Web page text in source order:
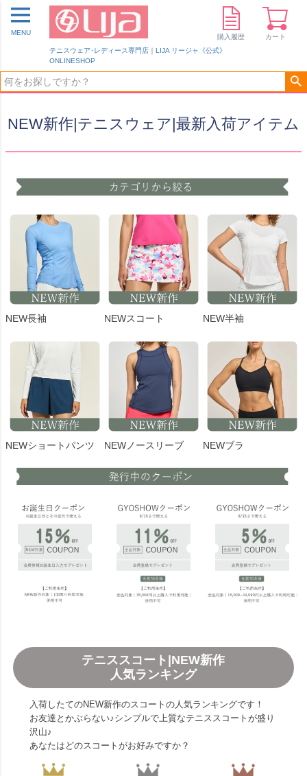
テニスウェア･レディース専門店｜LIJA リージャ《公式》
ONLINESHOP
MENU
購入履歴 カート
NEW新作|テニスウェア|最新入荷アイテム
NEW長袖 NEWスコート NEW半袖
NEWショートパンツ NEWノースリーブ NEWブラ
テニススコート|NEW新作
人気ランキング
入荷したてのNEW新作のスコートの人気ランキングです！
お友達とかぶらない♪シンプルで上質なテニススコートが盛り
沢山♪
あなたはどのスコートがお好みですか？